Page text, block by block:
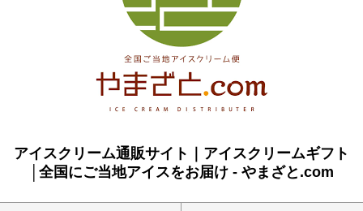
アイスクリーム通販サイト｜アイスクリームギフト
│全国にご当地アイスをお届け - やまざと.com